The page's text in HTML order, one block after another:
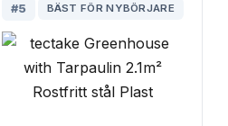
#5 BÄST FÖR NYBÖRJARE